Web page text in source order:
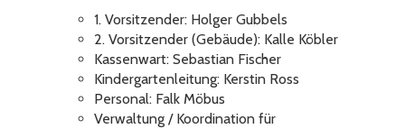
1. Vorsitzender: Holger Gubbels
2. Vorsitzender (Gebäude): Kalle Köbler
Kassenwart: Sebastian Fischer
Kindergartenleitung: Kerstin Ross
Personal: Falk Möbus
Verwaltung / Koordination für